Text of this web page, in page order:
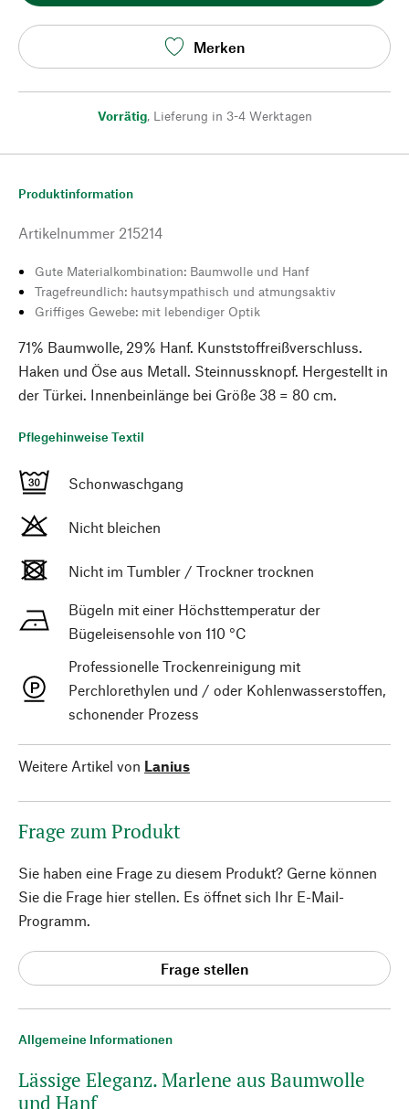
Merken
Vorrätig, Lieferung in 3-4 Werktagen
Allgemeine Informationen
Lässige Eleganz. Marlene aus Baumwolle
und Hanf
Produktinformation
Artikelnummer 215214
Gute Materialkombination: Baumwolle und Hanf
Tragefreundlich: hautsympathisch und atmungsaktiv
Griffiges Gewebe: mit lebendiger Optik
71% Baumwolle, 29% Hanf. Kunststoffreißverschluss.
Haken und Öse aus Metall. Steinnussknopf. Hergestellt in
der Türkei. Innenbeinlänge bei Größe 38 = 80 cm.
Pflegehinweise Textil
Schonwaschgang
Nicht bleichen
Nicht im Tumbler / Trockner trocknen
Bügeln mit einer Höchsttemperatur der
Bügeleisensohle von 110 °C
Professionelle Trockenreinigung mit
Perchlorethylen und / oder Kohlenwasserstoffen,
schonender Prozess
Weitere Artikel von Lanius
Frage zum Produkt
Sie haben eine Frage zu diesem Produkt? Gerne können
Sie die Frage hier stellen. Es öffnet sich Ihr E-Mail-
Programm.
Frage stellen